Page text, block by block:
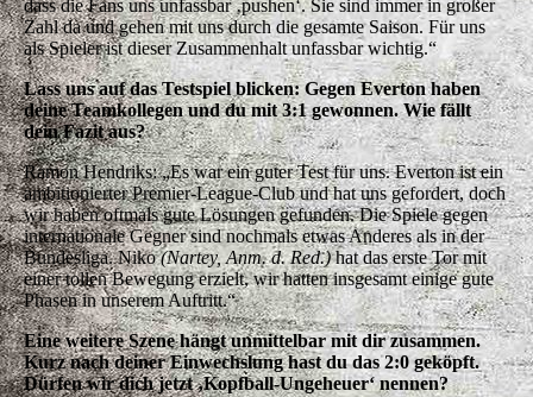
dass die Fans uns unfassbar ‚pushen‘. Sie sind immer in großer
Zahl da und gehen mit uns durch die gesamte Saison. Für uns
als Spieler ist dieser Zusammenhalt unfassbar wichtig.“
Lass uns auf das Testspiel blicken: Gegen Everton haben
deine Teamkollegen und du mit 3:1 gewonnen. Wie fällt
dein Fazit aus?
Ramon Hendriks:„Es war ein guter Test für uns. Everton ist ein
ambitionierter Premier-League-Club und hat uns gefordert, doch
wir haben oftmals gute Lösungen gefunden. Die Spiele gegen
internationale Gegner sind nochmals etwas Anderes als in der
Bundesliga. Niko(Nartey, Anm. d. Red.)hat das erste Tor mit
einer tollen Bewegung erzielt, wir hatten insgesamt einige gute
Phasen in unserem Auftritt.“
Eine weitere Szene hängt unmittelbar mit dir zusammen.
Kurz nach deiner Einwechslung hast du das 2:0 geköpft.
Dürfen wir dich jetzt ‚Kopfball-Ungeheuer‘ nennen?